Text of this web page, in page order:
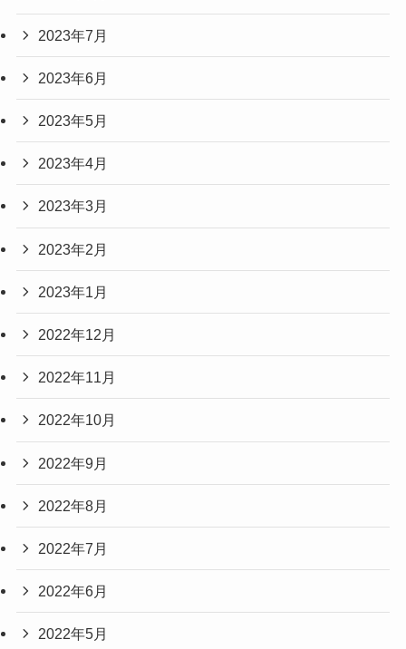
2023年7月
2023年6月
2023年5月
2023年4月
2023年3月
2023年2月
2023年1月
2022年12月
2022年11月
2022年10月
2022年9月
2022年8月
2022年7月
2022年6月
2022年5月